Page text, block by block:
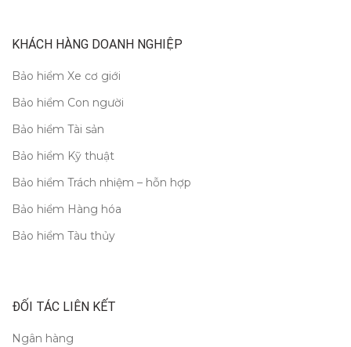
KHÁCH HÀNG DOANH NGHIỆP
Bảo hiểm Xe cơ giới
Bảo hiểm Con người
Bảo hiểm Tài sản
Bảo hiểm Kỹ thuật
Bảo hiểm Trách nhiệm – hỗn hợp
Bảo hiểm Hàng hóa
Bảo hiểm Tàu thủy
ĐỐI TÁC LIÊN KẾT
Ngân hàng